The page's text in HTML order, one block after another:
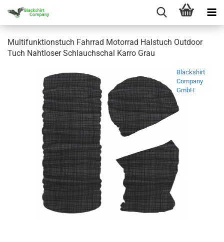
Multifunktionstuch Fahrrad Motorrad Halstuch Outdoor
Tuch Nahtloser Schlauchschal Karro Grau
Blackshirt
Company
GmbH